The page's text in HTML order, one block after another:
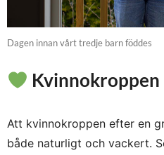
Dagen innan vårt tredje barn föddes
Kvinnokroppen
Att kvinnokroppen efter en
både naturligt och vackert.